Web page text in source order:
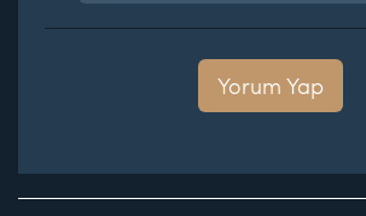
Yorum Yap